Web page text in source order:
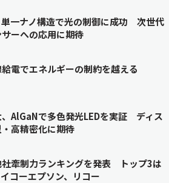
単一ナノ構造で光の制御に成功 次世代
ーへの応用に期待
電でエネルギーの制約を越える
、AlGaNで多色発光LEDを実証 ディス
高精密化に期待
社牽制力ランキングを発表 トップ3は
コーエプソン、リコー